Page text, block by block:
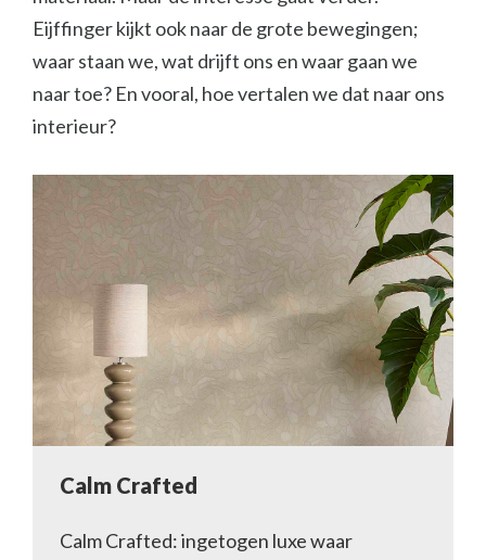
Eijffinger kijkt ook naar de grote bewegingen;
waar staan we, wat drijft ons en waar gaan we
naar toe? En vooral, hoe vertalen we dat naar ons
interieur?
Calm Crafted
Calm Crafted: ingetogen luxe waar